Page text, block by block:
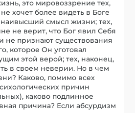
это мировоззрение тех,
хочет более видеть в Боге
смысл жизни; тех,
не верит, что Бог явил Себя
не признают существования
которое Он уготовал
этой верой; тех, наконец,
в своем неверии. Но в чем
Каково, помимо всех
причин
каково подлинное
причина? Если абсурдизм